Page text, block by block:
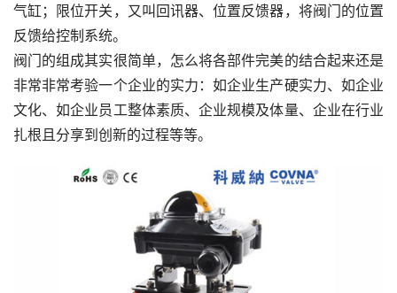
气缸；限位开关，又叫回讯器、位置反馈器，将阀门的位置
反馈给控制系统。
阀门的组成其实很简单，怎么将各部件完美的结合起来还是
非常非常考验一个企业的实力：如企业生产硬实力、如企业
文化、如企业员工整体素质、企业规模及体量、企业在行业
扎根且分享到创新的过程等等。